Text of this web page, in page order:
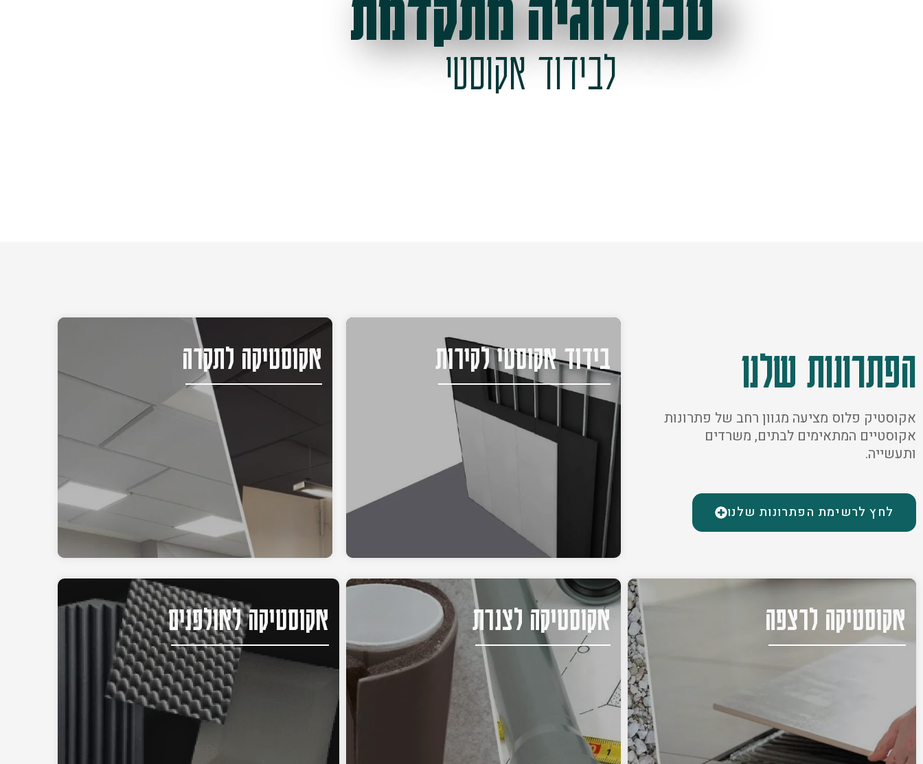
טכנולוגיה מתקדמת
לבידוד אקוסטי
הפתרונות שלנו
אקוסטיק פלוס מציעה מגוון רחב של פתרונות
אקוסטיים המתאימים לבתים, משרדים
ותעשייה.
לחץ לרשימת הפתרונות שלנו
בידוד אקוסטי לקירות אקוסטיקה לתקרה
אקוסטיקה לרצפה אקוסטיקה לצנרת אקוסטיקה לאולפנים